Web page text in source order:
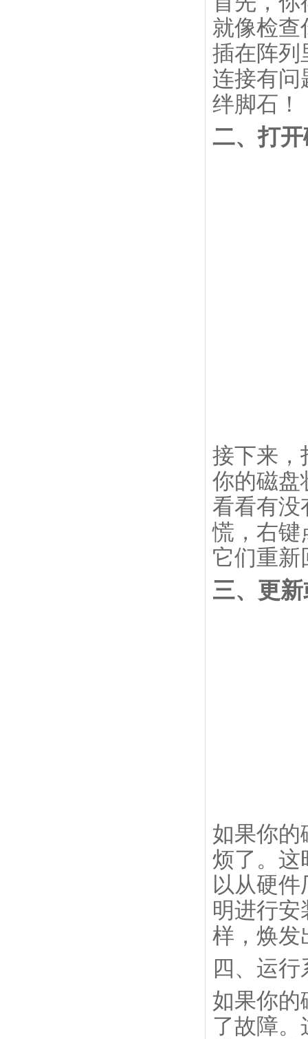
就像检查
插在阵列
连接有问
绊脚石！
二、打
接下来，
你的磁盘
看看有没
慌，右键
它们重新
三、更
如果你的
烦了。这
以从硬
明进行安
样，焕发
四、运
如果你的
了故障。